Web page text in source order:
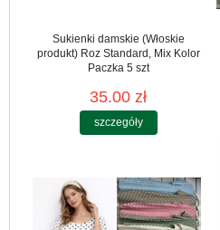
Sukienki damskie (Włoskie
produkt) Roz Standard, Mix Kolor
Paczka 5 szt
35.00 zł
szczegóły